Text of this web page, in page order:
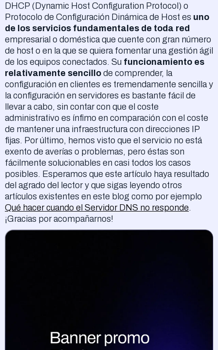
DHCP (Dynamic Host Configuration Protocol) o
Protocolo de Configuración Dinámica de Host es uno
de los servicios fundamentales de toda red
empresarial o doméstica que cuente con gran número
de host o en la que se quiera fomentar una gestión ágil
de los equipos conectados. Su funcionamiento es
relativamente sencillo de comprender, la
configuración en clientes es tremendamente sencilla y
la configuración en servidores es bastante fácil de
llevar a cabo, sin contar con que el coste
administrativo es ínfimo en comparación con el coste
de mantener una infraestructura con direcciones IP
fijas. Por último, hemos visto que el servicio no está
exento de averías o problemas, pero éstas son
fácilmente solucionables en casi todos los casos
posibles. Esperamos que este artículo haya resultado
del agrado del lector y que sigas leyendo otros
artículos existentes en este blog como por ejemplo
Qué hacer cuando el Servidor DNS no responde.
¡Gracias por acompañarnos!